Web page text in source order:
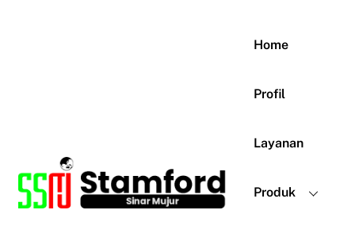
Home
Profil
Layanan
Produk